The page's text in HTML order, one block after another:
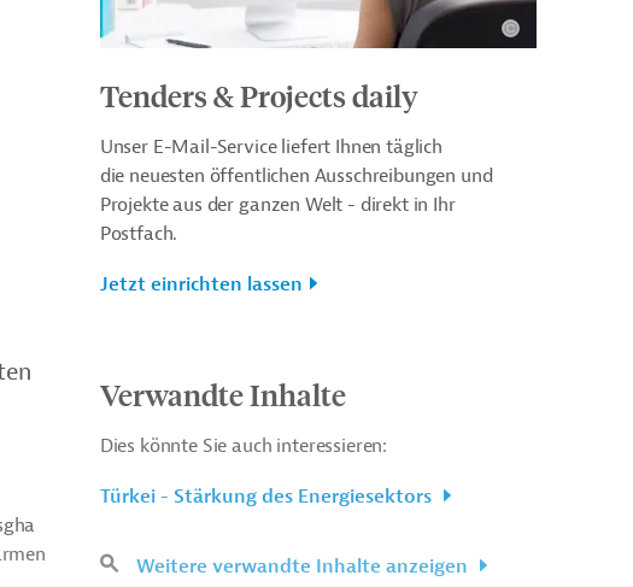
Tenders & Projects daily
Unser E-Mail-Service liefert Ihnen täglich
die neuesten öffentlichen Ausschreibungen und
Projekte aus der ganzen Welt - direkt in Ihr
Postfach.
Jetzt einrichten lassen
Verwandte Inhalte
Dies könnte Sie auch interessieren:
Türkei - Stärkung des Energiesektors
Weitere verwandte Inhalte anzeigen